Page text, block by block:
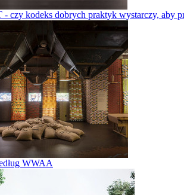
kodeks dobrych praktyk wystarczy, aby
WWAA